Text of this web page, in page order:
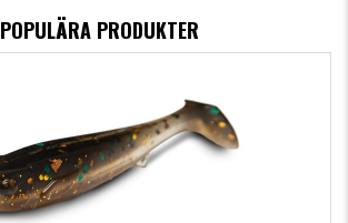
POPULÄRA PRODUKTER